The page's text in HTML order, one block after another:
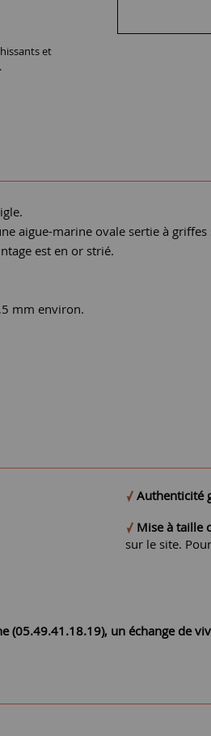
et
aigue-marine ovale sertie à
est en or strié.
mm environ.
Authenticité
Mise à taille
sur le site.
(05.49.41.18.19), un échange de